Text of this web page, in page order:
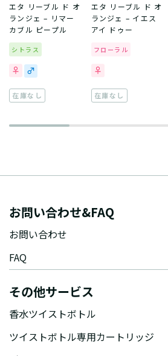
エタ リーブル ド オ
ランジェ – リマー
カブル ピープル
シトラス
在庫なし
エタ リーブル ド オ
ランジェ – イエス
アイ ドゥー
フローラル
在庫なし
お問い合わせ&FAQ
お問い合わせ
FAQ
その他サービス
香水ツイストボトル
ツイストボトル専用カートリッジ